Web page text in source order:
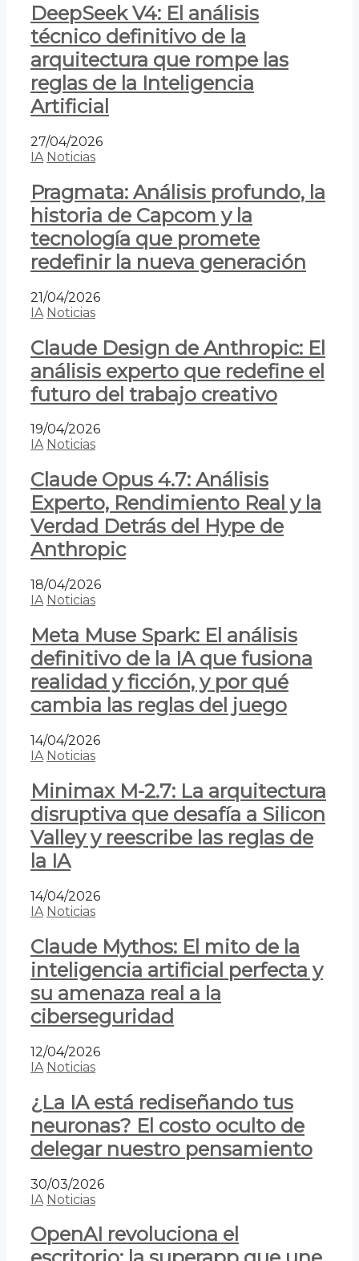
DeepSeek V4: El análisis
técnico definitivo de la
arquitectura que rompe las
reglas de la Inteligencia
Artificial
27/04/2026
IA Noticias
Pragmata: Análisis profundo, la
historia de Capcom y la
tecnología que promete
redefinir la nueva generación
21/04/2026
IA Noticias
Claude Design de Anthropic: El
análisis experto que redefine el
futuro del trabajo creativo
19/04/2026
IA Noticias
Claude Opus 4.7: Análisis
Experto, Rendimiento Real y la
Verdad Detrás del Hype de
Anthropic
18/04/2026
IA Noticias
Meta Muse Spark: El análisis
definitivo de la IA que fusiona
realidad y ficción, y por qué
cambia las reglas del juego
14/04/2026
IA Noticias
Minimax M-2.7: La arquitectura
disruptiva que desafía a Silicon
Valley y reescribe las reglas de
la IA
14/04/2026
IA Noticias
Claude Mythos: El mito de la
inteligencia artificial perfecta y
su amenaza real a la
ciberseguridad
12/04/2026
IA Noticias
¿La IA está rediseñando tus
neuronas? El costo oculto de
delegar nuestro pensamiento
30/03/2026
IA Noticias
OpenAI revoluciona el